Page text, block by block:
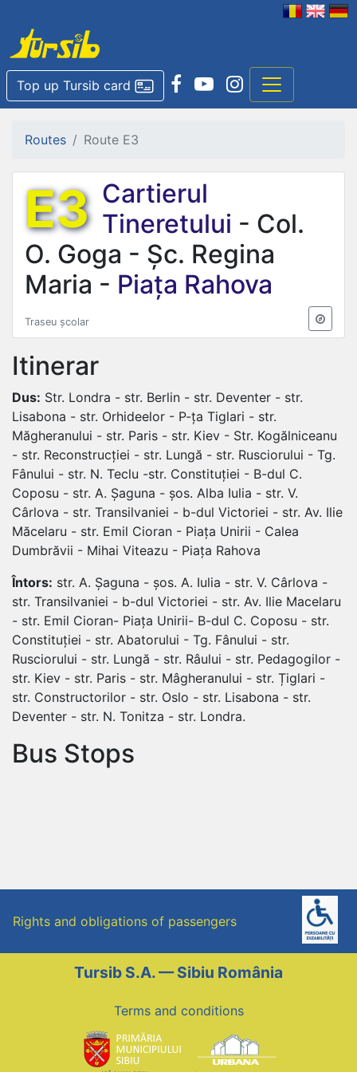
Top up Tursib card
Routes Route E3
E3 Cartierul
Tineretului - Col.
O. Goga - Șc. Regina
Maria - Piața Rahova
Traseu școlar
Itinerar
Dus: Str. Londra - str. Berlin - str. Deventer - str.
Lisabona - str. Orhideelor - P-ța Tiglari - str.
Măgheranului - str. Paris - str. Kiev - Str. Kogălniceanu
- str. Reconstrucției - str. Lungă - str. Rusciorului - Tg.
Fânului - str. N. Teclu -str. Constituției - B-dul C.
Coposu - str. A. Șaguna - șos. Alba Iulia - str. V.
Cârlova - str. Transilvaniei - b-dul Victoriei - str. Av. Ilie
Măcelaru - str. Emil Cioran - Piața Unirii - Calea
Dumbrăvii - Mihai Viteazu - Piața Rahova
Întors: str. A. Șaguna - șos. A. Iulia - str. V. Cârlova -
str. Transilvaniei - b-dul Victoriei - str. Av. Ilie Macelaru
- str. Emil Cioran- Piața Unirii- B-dul C. Coposu - str.
Constituției - str. Abatorului - Tg. Fânului - str.
Rusciorului - str. Lungă - str. Râului - str. Pedagogilor -
str. Kiev - str. Paris - str. Mâgheranului - str. Țiglari -
str. Constructorilor - str. Oslo - str. Lisabona - str.
Deventer - str. N. Tonitza - str. Londra.
Bus Stops
Rights and obligations of passengers
Tursib S.A. — Sibiu România
Terms and conditions